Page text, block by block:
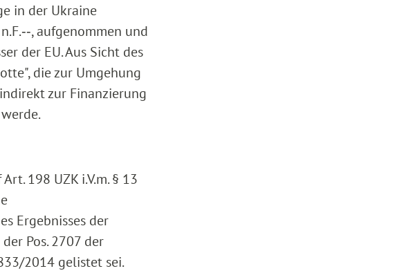
in der Ukraine
aufgenommen und
der EU. Aus Sicht des
die zur Umgehung
zur Finanzierung
198 UZK i.V.m. § 13
Ergebnisses der
Pos. 2707 der
2014 gelistet sei.